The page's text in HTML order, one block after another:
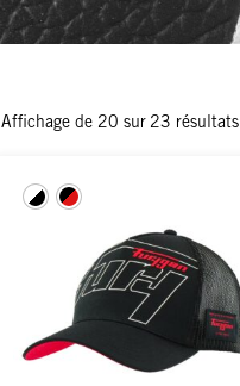
Affichage de 20 sur 23 résultats